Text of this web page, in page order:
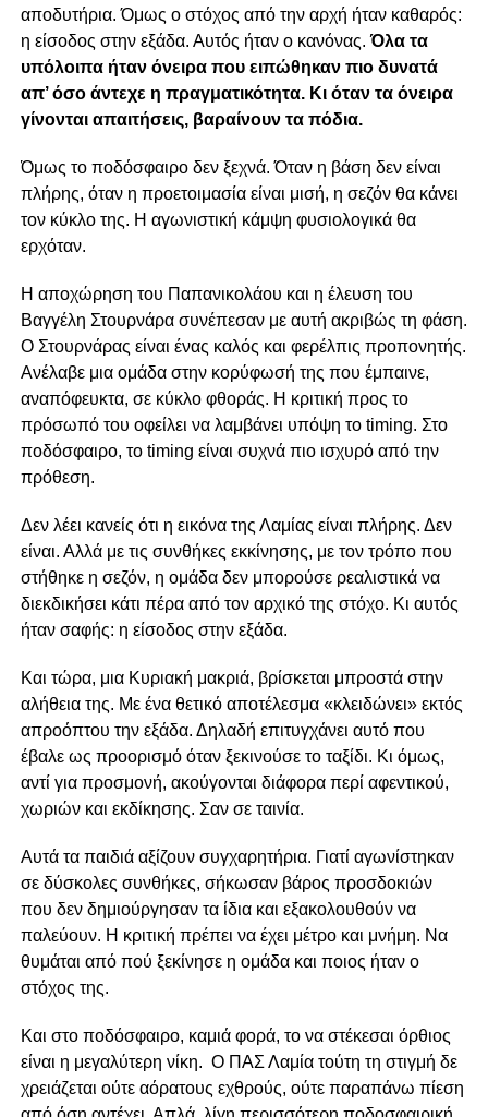
αποδυτήρια. Όμως ο στόχος από την αρχή ήταν καθαρός:
η είσοδος στην εξάδα. Αυτός ήταν ο κανόνας.Όλα τα
υπόλοιπα ήταν όνειρα που ειπώθηκαν πιο δυνατά
απ’ όσο άντεχε η πραγματικότητα. Κι όταν τα όνειρα
γίνονται απαιτήσεις, βαραίνουν τα πόδια.
Όμως το ποδόσφαιρο δεν ξεχνά. Όταν η βάση δεν είναι
πλήρης, όταν η προετοιμασία είναι μισή, η σεζόν θα κάνει
τον κύκλο της. Η αγωνιστική κάμψη φυσιολογικά θα
ερχόταν.
Η αποχώρηση του Παπανικολάου και η έλευση του
Βαγγέλη Στουρνάρα συνέπεσαν με αυτή ακριβώς τη φάση.
Ο Στουρνάρας είναι ένας καλός και φερέλπις προπονητής.
Ανέλαβε μια ομάδα στην κορύφωσή της που έμπαινε,
αναπόφευκτα, σε κύκλο φθοράς. Η κριτική προς το
πρόσωπό του οφείλει να λαμβάνει υπόψη το timing. Στο
ποδόσφαιρο, το timing είναι συχνά πιο ισχυρό από την
πρόθεση.
Δεν λέει κανείς ότι η εικόνα της Λαμίας είναι πλήρης. Δεν
είναι. Αλλά με τις συνθήκες εκκίνησης, με τον τρόπο που
στήθηκε η σεζόν, η ομάδα δεν μπορούσε ρεαλιστικά να
διεκδικήσει κάτι πέρα από τον αρχικό της στόχο. Κι αυτός
ήταν σαφής: η είσοδος στην εξάδα.
Και τώρα, μια Κυριακή μακριά, βρίσκεται μπροστά στην
αλήθεια της. Με ένα θετικό αποτέλεσμα «κλειδώνει» εκτός
απροόπτου την εξάδα. Δηλαδή επιτυγχάνει αυτό που
έβαλε ως προορισμό όταν ξεκινούσε το ταξίδι. Κι όμως,
αντί για προσμονή, ακούγονται διάφορα περί αφεντικού,
χωριών και εκδίκησης. Σαν σε ταινία.
Αυτά τα παιδιά αξίζουν συγχαρητήρια. Γιατί αγωνίστηκαν
σε δύσκολες συνθήκες, σήκωσαν βάρος προσδοκιών
που δεν δημιούργησαν τα ίδια και εξακολουθούν να
παλεύουν. Η κριτική πρέπει να έχει μέτρο και μνήμη. Να
θυμάται από πού ξεκίνησε η ομάδα και ποιος ήταν ο
στόχος της.
Και στο ποδόσφαιρο, καμιά φορά, το να στέκεσαι όρθιος
είναι η μεγαλύτερη νίκη. Ο ΠΑΣ Λαμία τούτη τη στιγμή δε
χρειάζεται ούτε αόρατους εχθρούς, ούτε παραπάνω πίεση